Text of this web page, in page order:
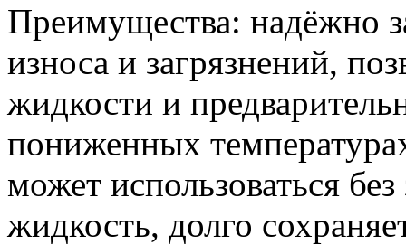
Преимущества: надёжно
износа и загрязнений,
жидкости и
пониженных
может использоваться
жидкость, долго